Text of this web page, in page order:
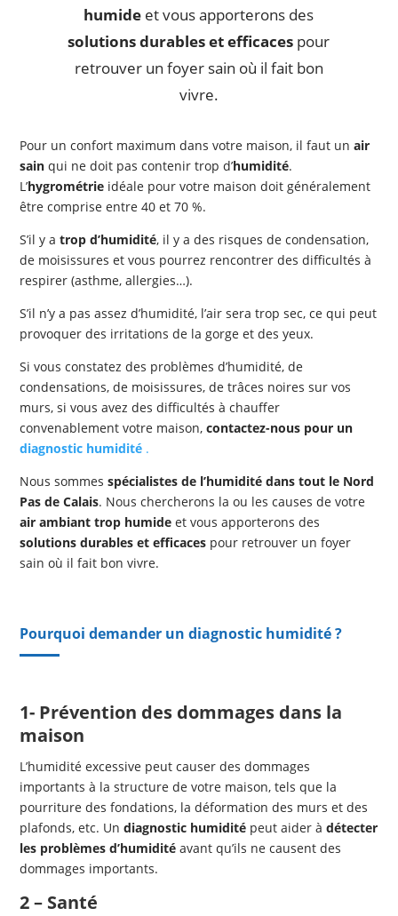
humide et vous apporterons des
solutions durables et efficaces pour
retrouver un foyer sain où il fait bon
vivre.
Pour un confort maximum dans votre maison, il faut unair
sain qui ne doit pas contenir trop d’humidité.
L’hygrométrie idéale pour votre maison doit généralement
être comprise entre 40 et 70 %.
S’il y atrop d’humidité, il y a des risques de condensation,
de moisissures et vous pourrez rencontrer des difficultés à
respirer (asthme, allergies…).
S’il n’y a pas assez d’humidité, l’air sera trop sec, ce qui peut
provoquer des irritations de la gorge et des yeux.
Si vous constatez des problèmes d’humidité, de
condensations, de moisissures, de trâces noires sur vos
murs, si vous avez des difficultés à chauffer
convenablement votre maison,contactez-nous pour un
diagnostic humidité .
Nous sommesspécialistes de l’humidité dans tout le Nord
Pas de Calais. Nous chercherons la ou les causes de votre
air ambiant trop humide et vous apporterons des
solutions durables et efficaces pour retrouver un foyer
sain où il fait bon vivre.
Pourquoi demander un diagnostic humidité ?
1- Prévention des dommages dans la
maison
L’humidité excessive peut causer des dommages
importants à la structure de votre maison, tels que la
pourriture des fondations, la déformation des murs et des
plafonds, etc. Undiagnostic humidité peut aider àdétecter
les problèmes d’humidité avant qu’ils ne causent des
dommages importants.
2 – Santé